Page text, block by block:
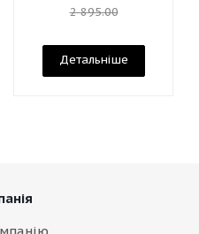
2 895.00
Детальніше